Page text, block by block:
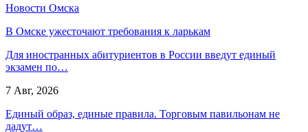
Новости Омска
В Омске ужесточают требования к ларькам
Для иностранных абитуриентов в России введут единый
экзамен по…
7 Авг, 2026
Единый образ, единые правила. Торговым павильонам не
дадут…